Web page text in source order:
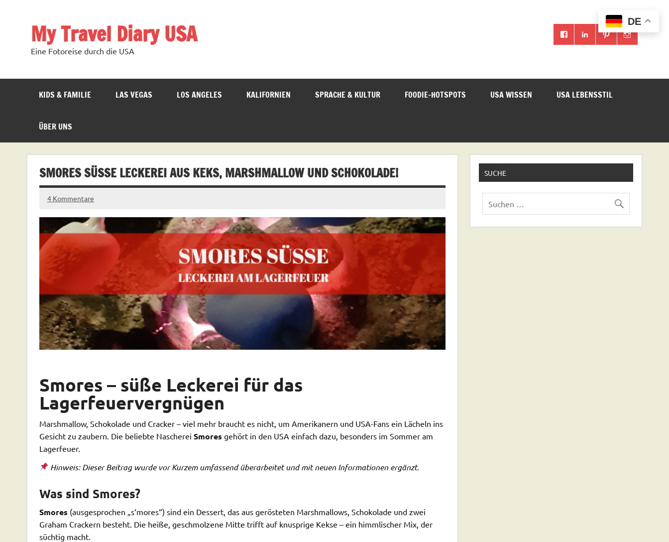
My Travel Diary USA
Eine Fotoreise durch die USA
KIDS & FAMILIE LAS VEGAS LOS ANGELES KALIFORNIEN SPRACHE & KULTUR FOODIE-HOTSPOTS USA WISSEN USA LEBENSSTIL
ÜBER UNS
SMORES SÜSSE LECKEREI AUS KEKS, MARSHMALLOW UND SCHOKOLADE!
4 Kommentare
Smores – süße Leckerei für das
Lagerfeuervergnügen
Marshmallow, Schokolade und Cracker – viel mehr braucht es nicht, um Amerikanern und USA-Fans ein Lächeln ins
Gesicht zu zaubern. Die beliebte Nascherei Smores gehört in den USA einfach dazu, besonders im Sommer am
Lagerfeuer.
Hinweis: Dieser Beitrag wurde vor Kurzem umfassend überarbeitet und mit neuen Informationen ergänzt.
Was sind Smores?
Smores (ausgesprochen „s‘mores“) sind ein Dessert, das aus gerösteten Marshmallows, Schokolade und zwei
Graham Crackern besteht. Die heiße, geschmolzene Mitte trifft auf knusprige Kekse – ein himmlischer Mix, der
süchtig macht.
SUCHE
DE